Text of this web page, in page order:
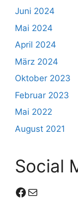
Juni 2024
Mai 2024
April 2024
März 2024
Oktober 2023
Februar 2023
Mai 2022
August 2021
Social
Facebook
E-Mail